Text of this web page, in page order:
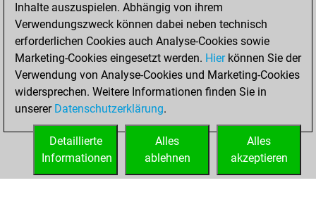
You had a best
sprint of 53 positions
Tactics
Mittwoch,
November 6, 2024
You created
your Fritz account
Inhalte auszuspielen. Abhängig von ihrem
Verwendungszweck können dabei neben technisch
erforderlichen Cookies auch Analyse-Cookies sowie
Marketing-Cookies eingesetzt werden. Hierkönnen Sie der
Verwendung von Analyse-Cookies und Marketing-Cookies
widersprechen. Weitere Informationen finden Sie in
unserer Datenschutzerklärung.
Alles
akzeptieren
Alles
ablehnen
Detaillierte
Informationen